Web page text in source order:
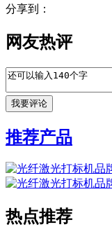
分享到：
网友热评
推荐产品
热点推荐